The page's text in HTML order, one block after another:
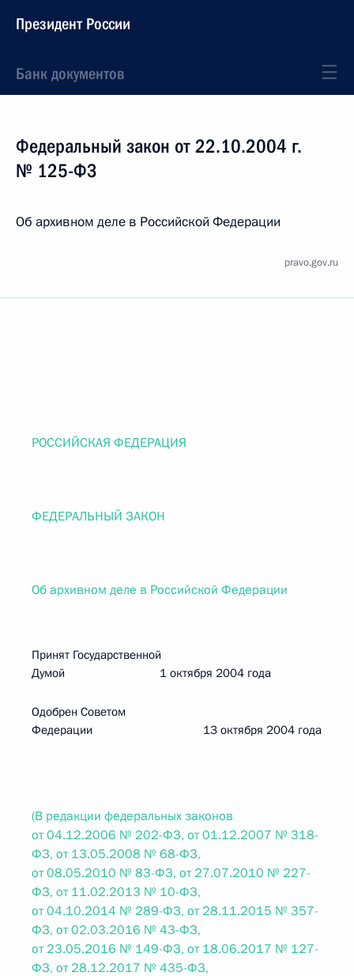
Президент России
Банк документов
Федеральный закон от 22.10.2004 г.
№ 125-ФЗ
Об архивном деле в Российской Федерации
pravo.gov.ru
РОССИЙСКАЯ ФЕДЕРАЦИЯ
ФЕДЕРАЛЬНЫЙ ЗАКОН
Об архивном деле в Российской Федерации
Принят Государственной
Думой 1 октября 2004 года
Одобрен Советом
Федерации 13 октября 2004 года
(В редакции федеральных законов
от 04.12.2006 № 202-ФЗ, от 01.12.2007 № 318-
ФЗ, от 13.05.2008 № 68-ФЗ,
от 08.05.2010 № 83-ФЗ, от 27.07.2010 № 227-
ФЗ, от 11.02.2013 № 10-ФЗ,
от 04.10.2014 № 289-ФЗ, от 28.11.2015 № 357-
ФЗ, от 02.03.2016 № 43-ФЗ,
от 23.05.2016 № 149-ФЗ, от 18.06.2017 № 127-
ФЗ, от 28.12.2017 № 435-ФЗ,